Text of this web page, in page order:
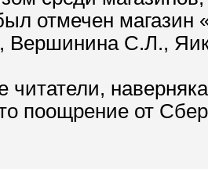
отмечен
Вершинина С.Л.,
поощрение от